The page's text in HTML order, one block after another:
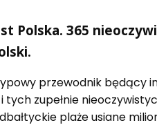
Polska. 365
przewodnik będący
tych zupełnie
plaże usiane